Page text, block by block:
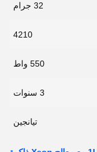
32 جرام
4210
550 واط
3 سنوات
تيانجين